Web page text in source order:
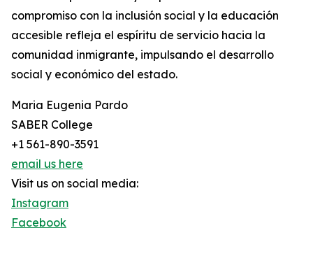
compromiso con la inclusión social y la educación
accesible refleja el espíritu de servicio hacia la
comunidad inmigrante, impulsando el desarrollo
social y económico del estado.
Maria Eugenia Pardo
SABER College
+1 561-890-3591
email us here
Visit us on social media:
Instagram
Facebook